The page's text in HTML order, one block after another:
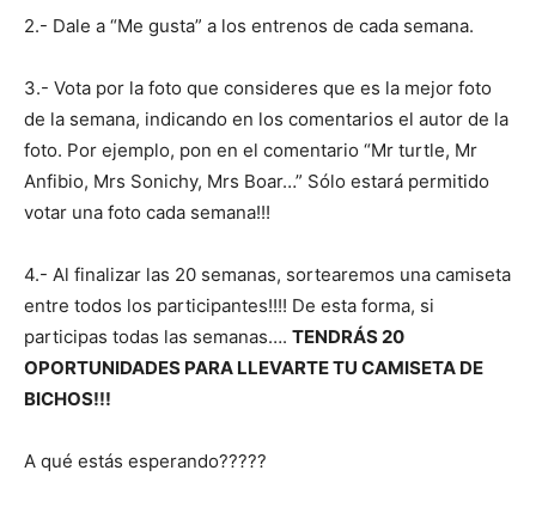
2.- Dale a “Me gusta” a los entrenos de cada semana.
3.- Vota por la foto que consideres que es la mejor foto
de la semana, indicando en los comentarios el autor de la
foto. Por ejemplo, pon en el comentario “Mr turtle, Mr
Anfibio, Mrs Sonichy, Mrs Boar…” Sólo estará permitido
votar una foto cada semana!!!
4.- Al finalizar las 20 semanas, sortearemos una camiseta
entre todos los participantes!!!! De esta forma, si
participas todas las semanas…. TENDRÁS 20
OPORTUNIDADES PARA LLEVARTE TU CAMISETA DE
BICHOS!!!
A qué estás esperando?????